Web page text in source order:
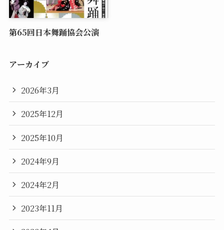
第65回日本舞踊協会公演
アーカイブ
2026年3月
2025年12月
2025年10月
2024年9月
2024年2月
2023年11月